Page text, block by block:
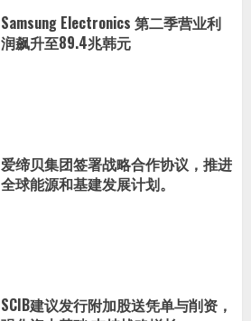
Samsung Electronics 第二季营业利
润飙升至89.4兆韩元
爱缔贝集团签署战略合作协议，推进
全球能源和基建发展计划。
SCIB建议发行附加股送凭单与削资，